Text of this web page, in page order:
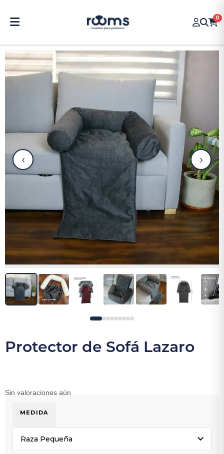
0
‹ ›
Protector de Sofá Lazaro
Sin valoraciones aún
MEDIDA